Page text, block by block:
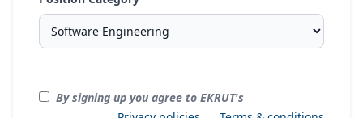
By signing up you agree to EKRUT's